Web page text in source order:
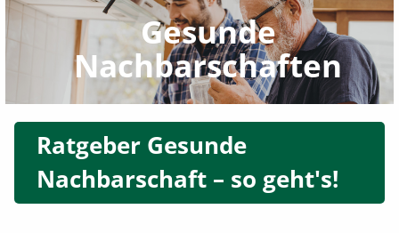
Gesunde
Nachbarschaften
Ratgeber Gesunde
Nachbarschaft – so geht's!